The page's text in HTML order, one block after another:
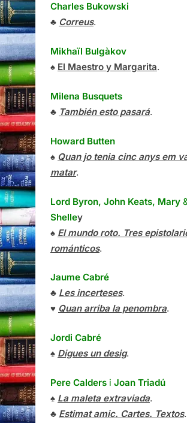
Charles Bukowski
♣ Correus.
Mikhaïl Bulgàkov
♠ El Maestro y Margarita.
Milena Busquets
♣ También esto pasará.
Howard Butten
♠ Quan jo tenia cinc anys em
matar.
Lord Byron, John Keats, Mary
Shelley
♠ El mundo roto. Tres
románticos.
Jaume Cabré
♣ Les incerteses.
♥ Quan arriba la penombra.
Jordi Cabré
♠ Digues un desig.
Pere Calders i Joan Triadú
♠ La maleta extraviada.
♣ Estimat amic. Cartes. Textos.